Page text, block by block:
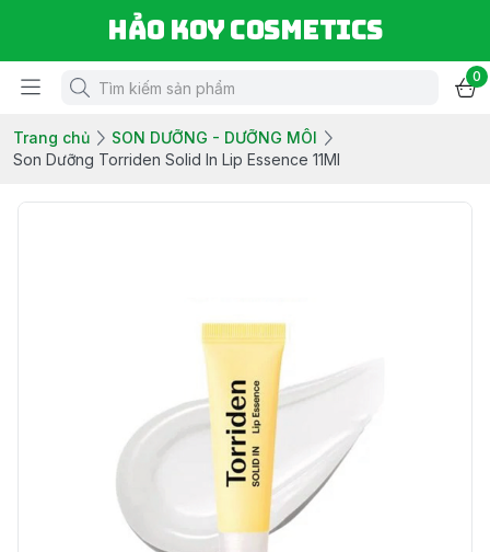
Hảo Koy Cosmetics
0
Trang chủ
SON DƯỠNG - DƯỠNG MÔI
Son Dưỡng Torriden Solid In Lip Essence 11Ml